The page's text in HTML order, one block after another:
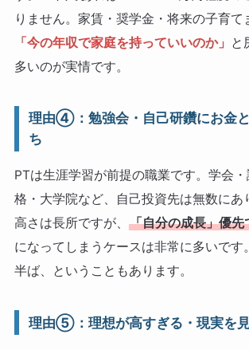
りません。家賃・奨学金・将来の子育て
「今の年収で家庭を持っていいのか」 と
多いのが実情です。
理由④：勉強会・自己研鑽にお金
ち
PTは生涯学習が前提の職業です。学会
格・大学院など、自己投資先は無数にあ
高さは長所ですが、 「自分の成長」優先
になってしまうケースは非常に多いで
半ば、ということもあります。
理由⑤：理想が高すぎる・現実を